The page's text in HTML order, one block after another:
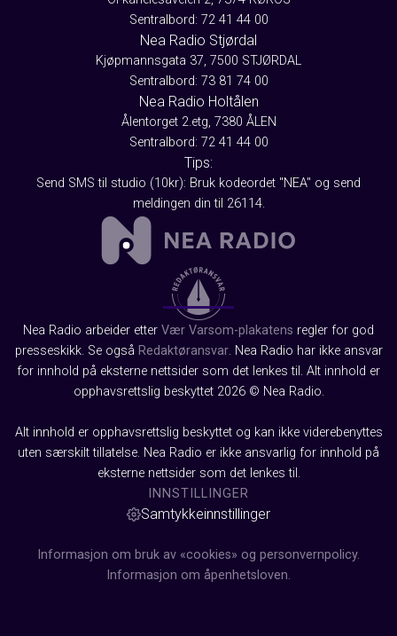
Sentralbord: 72 41 44 00
Nea Radio Stjørdal
Kjøpmannsgata 37, 7500 STJØRDAL
Sentralbord: 73 81 74 00
Nea Radio Holtålen
Ålentorget 2.etg, 7380 ÅLEN
Sentralbord: 72 41 44 00
Tips:
Send SMS til studio (10kr): Bruk kodeordet "NEA" og send
meldingen din til 26114.
Nea Radio arbeider etter Vær Varsom-plakatens regler for god
presseskikk. Se også Redaktøransvar. Nea Radio har ikke ansvar
for innhold på eksterne nettsider som det lenkes til. Alt innhold er
opphavsrettslig beskyttet 2026 © Nea Radio.
Alt innhold er opphavsrettslig beskyttet og kan ikke viderebenyttes
uten særskilt tillatelse. Nea Radio er ikke ansvarlig for innhold på
eksterne nettsider som det lenkes til.
INNSTILLINGER
Samtykkeinnstillinger
Informasjon om bruk av «cookies» og personvernpolicy.
Informasjon om åpenhetsloven.